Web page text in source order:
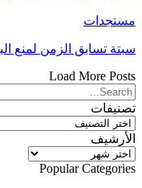
مستجدات
سبتة تسابق الزمن لمنع
Load More Posts
تصنيفات
تصنيفات
الأرشيف
الأرشيف
Popular Categories